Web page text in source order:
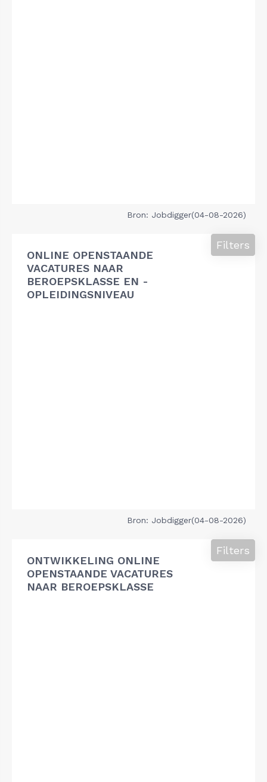
Bron: Jobdigger(04-08-2026)
ONLINE OPENSTAANDE
VACATURES NAAR
BEROEPSKLASSE EN -
OPLEIDINGSNIVEAU
Filters
Bron: Jobdigger(04-08-2026)
ONTWIKKELING ONLINE
OPENSTAANDE VACATURES
NAAR BEROEPSKLASSE
Filters